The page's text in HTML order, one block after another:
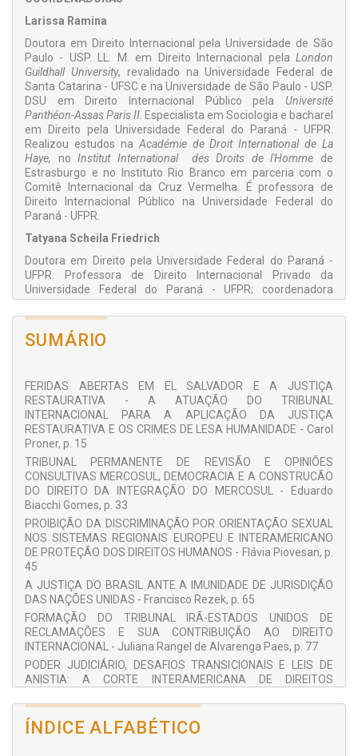
titular do Centro Universitário de Brasília
Larissa Ramina
Doutora em Direito Internacional pela Universidade de São
Paulo - USP. LL. M. em Direito Internacional pela London
Guildhall University, revalidado na Universidade Federal de
Santa Catarina - UFSC e na Universidade de São Paulo - USP.
DSU em Direito Internacional Público pela Université
Panthéon-Assas Paris II. Especialista em Sociologia e bacharel
em Direito pela Universidade Federal do Paraná - UFPR.
Realizou estudos naAcadémie de Droit International de La
Haye, no Institut International des Droits de l'Homme de
Estrasburgo e no Instituto Rio Branco em parceria com o
Comitê Internacional da Cruz Vermelha. É professora de
Direito Internacional Público na Universidade Federal do
Paraná - UFPR.
Tatyana Scheila Friedrich
Doutora em Direito pela Universidade Federal do Paraná -
UFPR. Professora de Direito Internacional Privado da
Universidade Federal do Paraná - UFPR; coordenadora
acadêmica do grupo de pesquisa NUPESUL/ UFPR - Núcleo
de Pesquisa em Direito Público do Mercosul - Universidade
Federal do Paraná. É autora de diversos livros e artigos sobre
Direito Internacional.
COLABORADORES:
Carol Proner
Eduardo Biacchi Gomes
Flávia Piovesan
Francisco Rezek
Juliana Rangel de Alvarenga Paes
Roberto de Figueiredo Caldas
Salem H. Nasser
Valerio de Oliveira Mazzuoli
Wagner Rocha D'Angelis
SUMÁRIO
FERIDAS ABERTAS EM EL SALVADOR E A JUSTIÇA
RESTAURATIVA - A ATUAÇÃO DO TRIBUNAL
INTERNACIONAL PARA A APLICAÇÃO DA JUSTIÇA
RESTAURATIVA E OS CRIMES DE LESA HUMANIDADE - Carol
Proner, p. 15
TRIBUNAL PERMANENTE DE REVISÃO E OPINIÕES
CONSULTIVAS MERCOSUL, DEMOCRACIA E A CONSTRUCÃO
DO DIREITO DA INTEGRAÇÃO DO MERCOSUL - Eduardo
Biacchi Gomes, p. 33
PROIBIÇÃO DA DISCRIMINAÇÃO POR ORIENTAÇÃO SEXUAL
NOS SISTEMAS REGIONAIS EUROPEU E INTERAMERICANO
DE PROTEÇÃO DOS DIREITOS HUMANOS - Flávia Piovesan, p.
45
A JUSTIÇA DO BRASIL ANTE A IMUNIDADE DE JURISDIÇÃO
DAS NAÇÕES UNIDAS - Francisco Rezek, p. 65
FORMAÇÃO DO TRIBUNAL IRÃ-ESTADOS UNIDOS DE
RECLAMAÇÕES E SUA CONTRIBUIÇÃO AO DIREITO
INTERNACIONAL - Juliana Rangel de Alvarenga Paes, p. 77
PODER JUDICIÁRIO, DESAFIOS TRANSICIONAIS E LEIS DE
ANISTIA: A CORTE INTERAMERICANA DE DIREITOS
NOS TERRITÓRIOS PALESTINOS OCUPADOS (PARECER
ÍNDICE ALFABÉTICO